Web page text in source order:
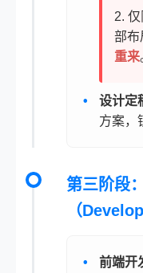
2.
部布
重来
设计定
方案，
第三阶段
（
前端开